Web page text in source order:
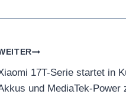
17T-Serie startet in
und MediaTek-Power